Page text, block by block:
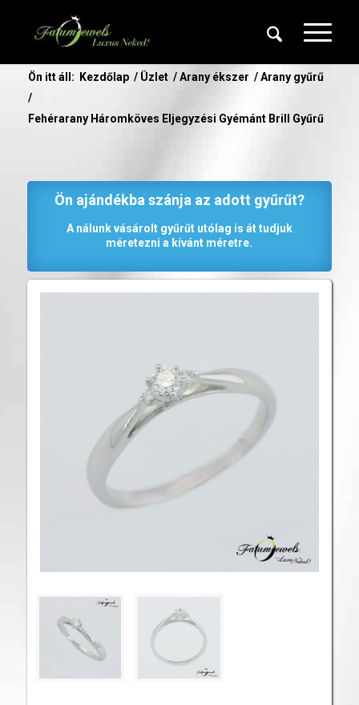
Ön itt áll: Kezdőlap / Üzlet / Arany ékszer / Arany gyűrű
/
Fehérarany Háromköves Eljegyzési Gyémánt Brill Gyűrű
Ön ajándékba szánja az adott gyűrűt?
A nálunk vásárolt gyűrűt utólag is át tudjuk
méretezni a kívánt méretre.